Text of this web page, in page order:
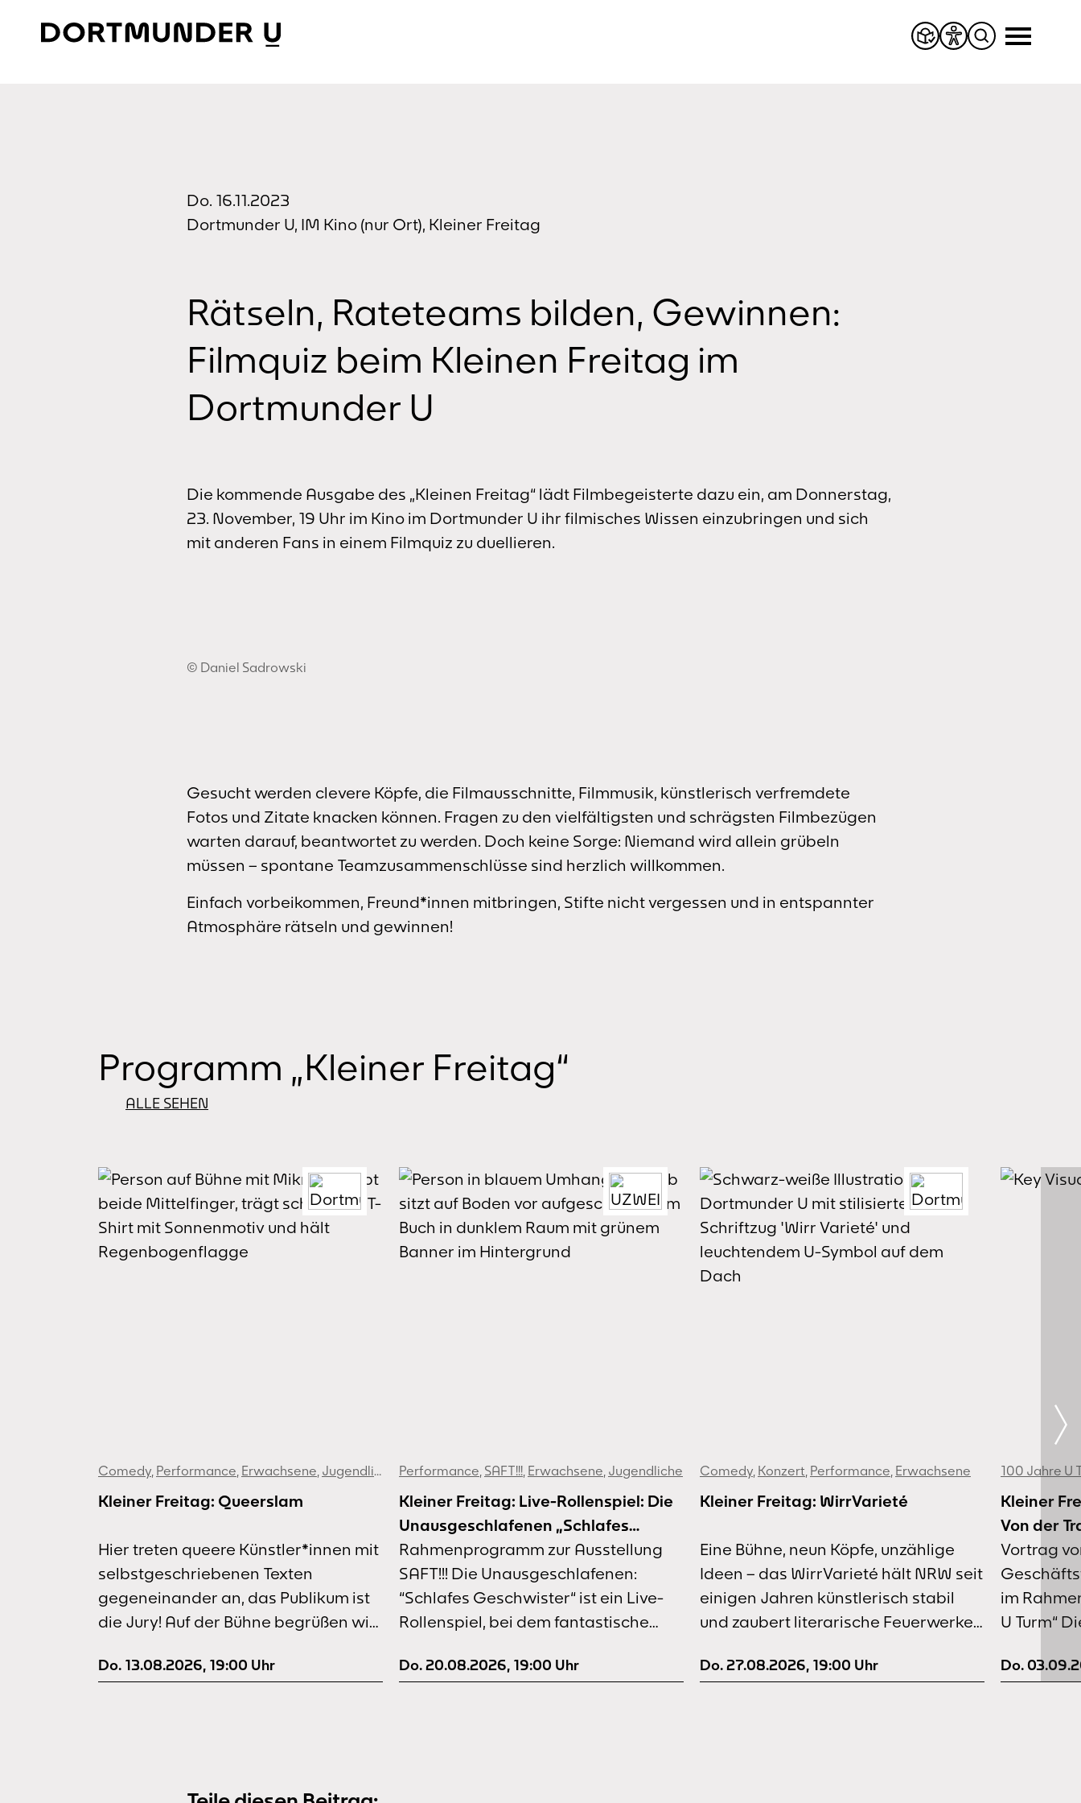
Do. 16.11.2023
Dortmunder U, IM Kino (nur Ort), Kleiner Freitag
Rätseln, Rateteams bilden, Gewinnen:
Filmquiz beim Kleinen Freitag im
Dortmunder U
Die kommende Ausgabe des „Kleinen Freitag“ lädt Filmbegeisterte dazu ein, am Donnerstag,
23. November, 19 Uhr im Kino im Dortmunder U ihr filmisches Wissen einzubringen und sich
mit anderen Fans in einem Filmquiz zu duellieren.
© Daniel Sadrowski
Gesucht werden clevere Köpfe, die Filmausschnitte, Filmmusik, künstlerisch verfremdete
Fotos und Zitate knacken können. Fragen zu den vielfältigsten und schrägsten Filmbezügen
warten darauf, beantwortet zu werden. Doch keine Sorge: Niemand wird allein grübeln
müssen – spontane Teamzusammenschlüsse sind herzlich willkommen.
Einfach vorbeikommen, Freund*innen mitbringen, Stifte nicht vergessen und in entspannter
Atmosphäre rätseln und gewinnen!
Programm „Kleiner Freitag“
ALLE SEHEN
Comedy, Performance, Erwachsene, Jugendliche
Kleiner Freitag: Queerslam
Hier treten queere Künstler*innen mit
selbstgeschriebenen Texten
gegeneinander an, das Publikum ist
die Jury! Auf der Bühne begrüßen wir
Nachwuchsstimmen und erfahrenen
Veranstaltungskollektiv, das den
Do. 13.08.2026, 19:00 Uhr
Performance, SAFT!!!, Erwachsene, Jugendliche
Kleiner Freitag: Live-Rollenspiel: Die
Unausgeschlafenen „Schlafes
Geschwister“
Rahmenprogramm zur Ausstellung
SAFT!!! Die Unausgeschlafenen:
“Schlafes Geschwister“ ist ein Live-
Rollenspiel, bei dem fantastische
Geschichte führen. Ihr löst Aufgaben,
Do. 20.08.2026, 19:00 Uhr
Comedy, Konzert, Performance, Erwachsene
Kleiner Freitag: WirrVarieté
Eine Bühne, neun Köpfe, unzählige
Ideen – das WirrVarieté hält NRW seit
einigen Jahren künstlerisch stabil
und zaubert literarische Feuerwerke,
feinste Livekunst auf die Bühnen.
Do. 27.08.2026, 19:00 Uhr
100 Jahre U
Kleiner
Von der
Vortrag
im
U Turm“
Do.